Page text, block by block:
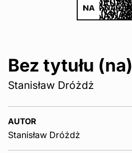
Bez tytułu (na)
Stanisław Dróżdż
AUTOR
Stanisław Dróżdż